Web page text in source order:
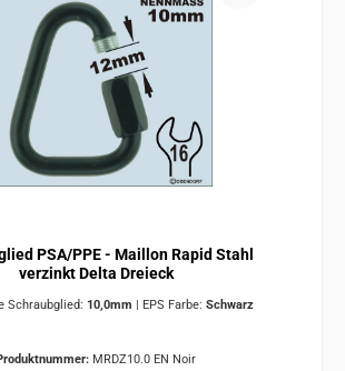
PSA/PPE - Maillon Rapid Stahl
verzinkt Delta Dreieck
Schraubglied: 10,0mm | EPS Farbe: Schwarz
MRDZ10.0 EN Noir